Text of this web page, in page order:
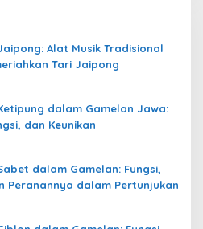
Alat Musik Tradisional
Tari Jaipong
dalam Gamelan Jawa:
dan Keunikan
dalam Gamelan: Fungsi,
Peranannya dalam Pertunjukan